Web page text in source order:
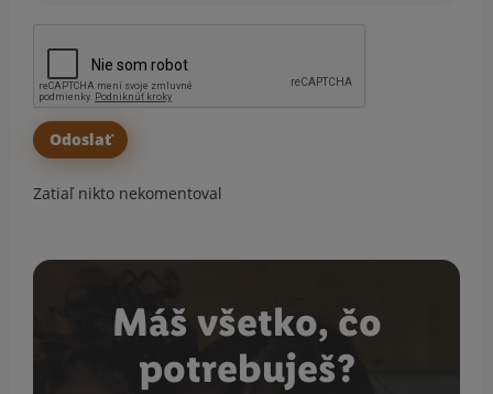
Zatiaľ nikto nekomentoval
Máš všetko, čo
potrebuješ?